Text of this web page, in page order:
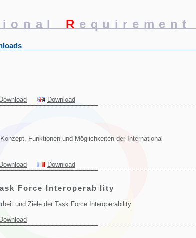
R equirement
Download Download
Funktionen und Möglichkeiten der International
Download Download
Force Interoperability
und Ziele der Task Force Interoperability
Download